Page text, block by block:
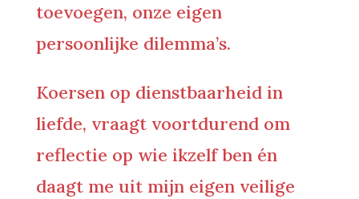
toevoegen, onze eigen
persoonlijke dilemma’s.
Koersen op dienstbaarheid in
liefde, vraagt voortdurend om
reflectie op wie ikzelf ben én
daagt me uit mijn eigen veilige